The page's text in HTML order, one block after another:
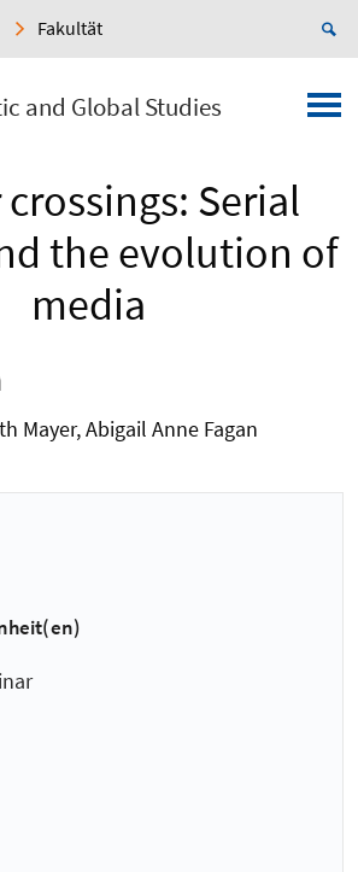
Fakultät
and Global Studies
Serial
the evolution of
media
Mayer, Abigail Anne Fagan